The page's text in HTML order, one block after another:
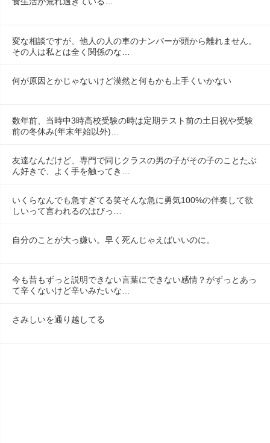
変な相談ですが、他人の人の車のナンバーが頭から離れません。
その人は私とは全く関係のな…
何が原因とかじゃないけど漠然と何もかも上手くいかない
数年前、当時中3時高校受験の時は定期テスト前の土日祝や受験
前の冬休み(年末年始以外)…
友達なんだけど、専門で同じクラスの男の子がその子のことたぶ
ん好きで、よく手を触ってき…
いくらなんでも急すぎてる笑そんな急に勇気100%の伴奏して欲
しいって言われるのはびっ…
自分のことが大っ嫌い。早く死んじゃえばいいのに。
今も昔もずっと説明できない言葉にできない感情？がずっとあっ
て辛くないけど辛いみたいな…
さみしいを通り越してる